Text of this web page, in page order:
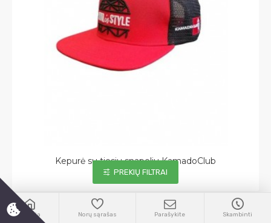
Kepurė su tiesiu snapeliu KamadoClub
19.99€
Pradžia Norų sąrašas Parašykite Skambinti
PREKIŲ FILTRAI